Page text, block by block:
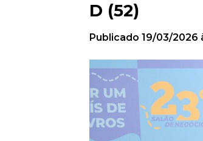
D (52)
Publicado 19/03/2026